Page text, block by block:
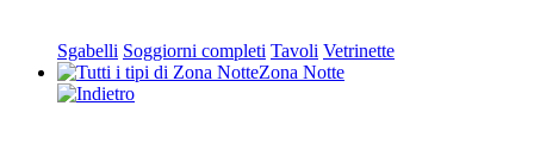
Sgabelli Soggiorni completi Tavoli Vetrinette
Zona Notte